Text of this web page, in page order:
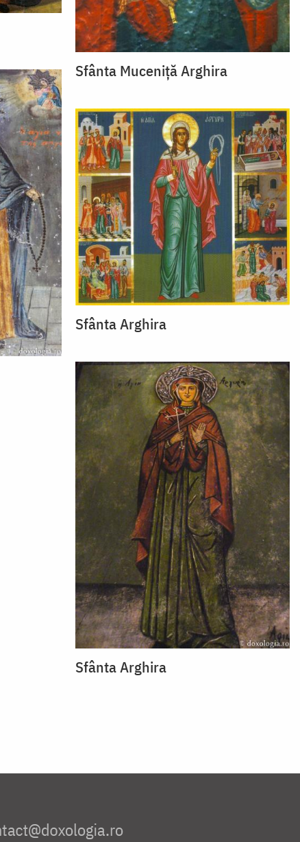
Sfânta Muceniță Arghira
Sfânta Arghira
Sfânta Arghira